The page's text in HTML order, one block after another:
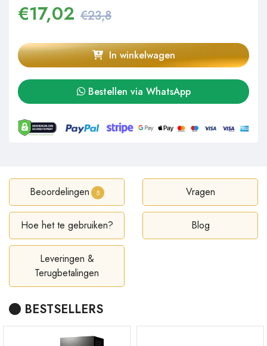
€17,02 €23,8
In winkelwagen
Bestellen via WhatsApp
Beoordelingen 5 Vragen
Hoe het te gebruiken? Blog
Leveringen &
Terugbetalingen
BESTSELLERS